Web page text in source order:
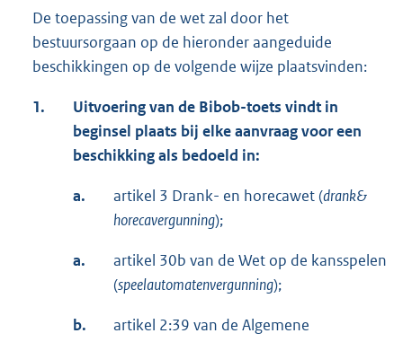
De toepassing van de wet zal door het
bestuursorgaan op de hieronder aangeduide
beschikkingen op de volgende wijze plaatsvinden:
1. Uitvoering van de Bibob-toets vindt in
beginsel plaats bij elke aanvraag voor een
beschikking als bedoeld in:
a. artikel 3 Drank- en horecawet (drank&
horecavergunning);
a.
artikel 30b van de Wet op de kansspelen
(speelautomatenvergunning);
b.
artikel 2:39 van de Algemene